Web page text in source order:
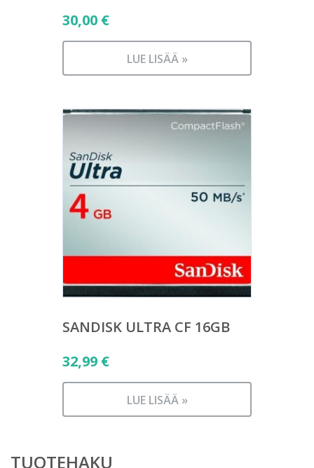
30,00 €
LUE LISÄÄ »
SANDISK ULTRA CF 16GB
32,99 €
LUE LISÄÄ »
TUOTEHAKU